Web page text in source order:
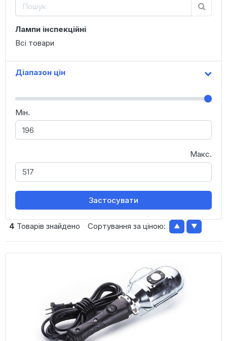
Лампи інспекційні
Всі товари
Діапазон цін
Мін.
Макс.
Застосувати
4 Товарів знайдено Сортування за ціною: ▲ ▼